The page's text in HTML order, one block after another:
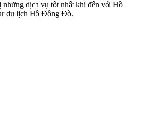
dịch vụ tốt nhất khi đến với Hồ
du lịch Hồ Đồng Đò.